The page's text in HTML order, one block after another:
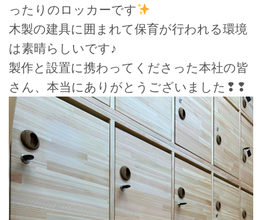
ったりのロッカーです
木製の建具に囲まれて保育が行われる環境
は素晴らしいです♪
製作と設置に携わってくださった本社の皆
さん、本当にありがとうございました❢❢